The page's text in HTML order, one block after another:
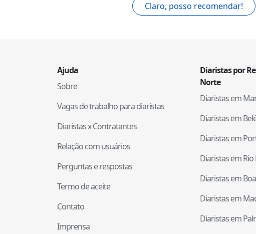
Claro, posso recomendar!
Ajuda
Sobre
Vagas de trabalho para diaristas
Diaristas x Contratantes
Relação com usuários
Perguntas e respostas
Termo de aceite
Contato
Imprensa
Diaristas por
Norte
Diaristas em
Diaristas em
Diaristas em
Diaristas em
Diaristas em
Diaristas em
Diaristas em